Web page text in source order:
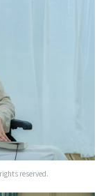
reserved.